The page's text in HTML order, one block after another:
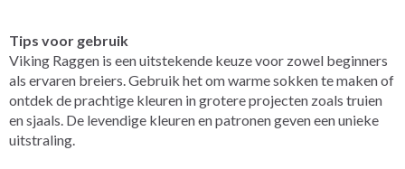
Tips voor gebruik
Viking Raggen is een uitstekende keuze voor zowel beginners
als ervaren breiers. Gebruik het om warme sokken te maken of
ontdek de prachtige kleuren in grotere projecten zoals truien
en sjaals. De levendige kleuren en patronen geven een unieke
uitstraling.